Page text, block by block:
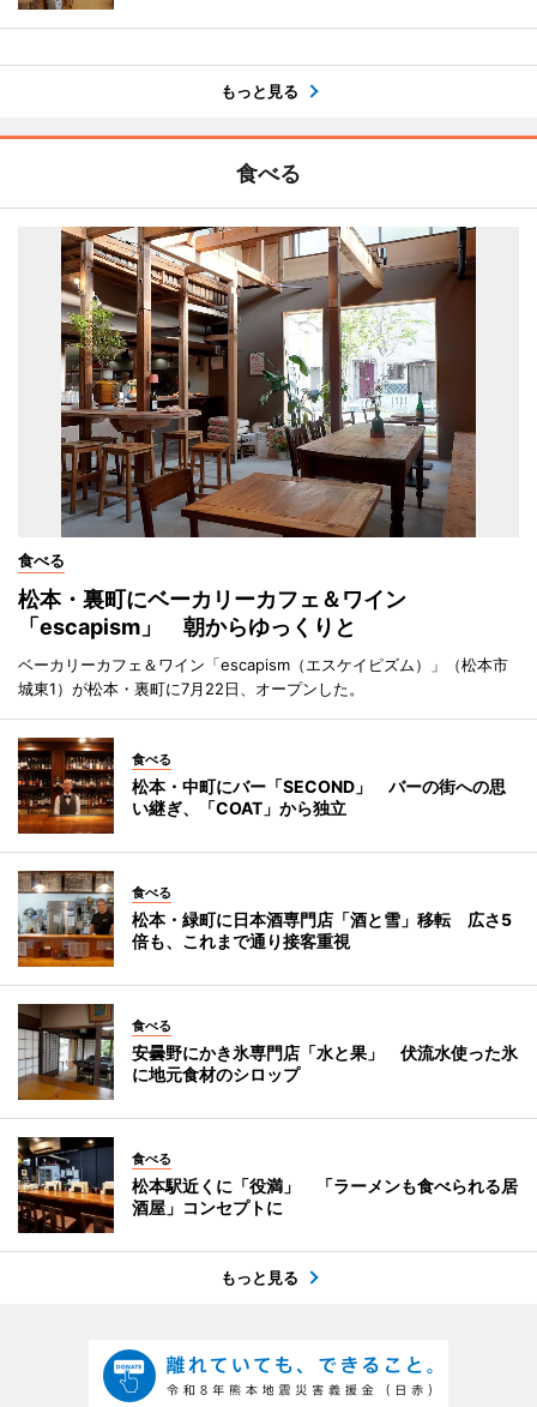
もっと見る
食べる
食べる
松本・裏町にベーカリーカフェ＆ワイン
「escapism」 朝からゆっくりと
ベーカリーカフェ＆ワイン「escapism（エスケイピズム）」（松本市
城東1）が松本・裏町に7月22日、オープンした。
食べる
松本・中町にバー「SECOND」 バーの街への思
い継ぎ、「COAT」から独立
食べる
松本・緑町に日本酒専門店「酒と雪」移転 広さ5
倍も、これまで通り接客重視
食べる
安曇野にかき氷専門店「水と果」 伏流水使った氷
に地元食材のシロップ
食べる
松本駅近くに「役満」 「ラーメンも食べられる居
酒屋」コンセプトに
もっと見る